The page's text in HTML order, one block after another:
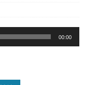
00:00